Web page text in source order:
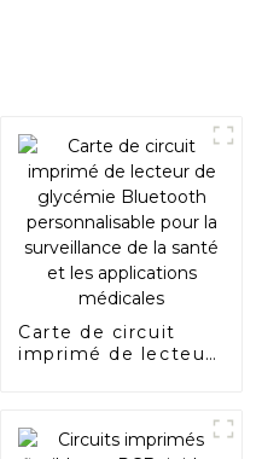
Carte de circuit
imprimé de lecteur
pour la surveillance